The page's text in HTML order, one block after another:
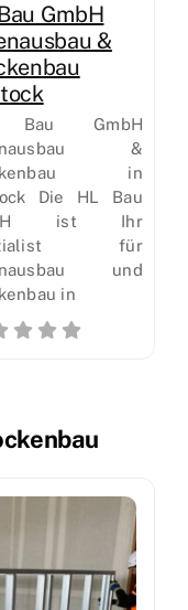
GmbH
&
Bau GmbH
&
in
Die HL Bau
ist Ihr
für
und
in